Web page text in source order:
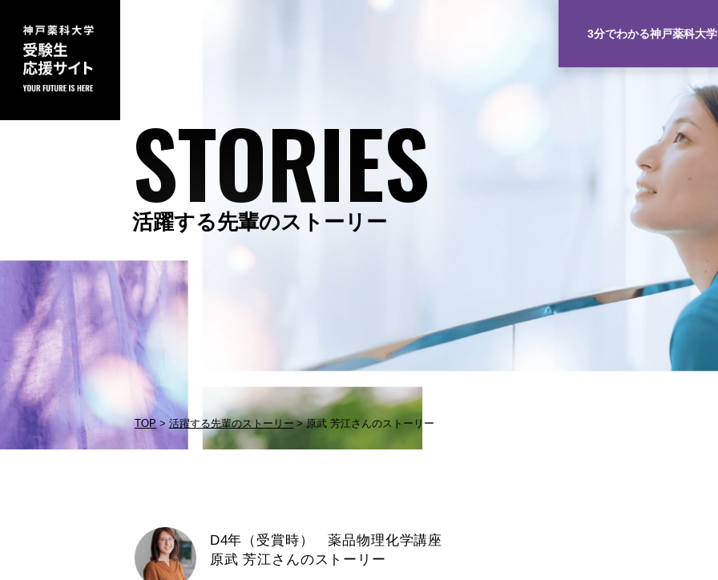
3分でわかる神戸薬科大学
STORIES
活躍する先輩のストーリー
TOP 活躍する先輩のストーリー 原武 芳江さんのストーリー
D4年（受賞時） 薬品物理化学講座
原武 芳江さんのストーリー